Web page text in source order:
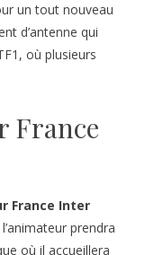
un tout nouveau
d’antenne qui
où plusieurs
France
France Inter
prendra
où il accueillera